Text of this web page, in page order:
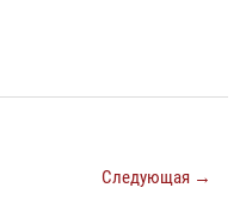
Следующая →